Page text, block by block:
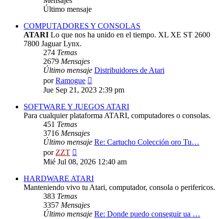
Último mensaje
COMPUTADORES Y CONSOLAS
ATARI Lo que nos ha unido en el tiempo. XL XE ST 2600
7800 Jaguar Lynx.
274 Temas
2679 Mensajes
Último mensaje Distribuidores de Atari
porRamogue
último
mensaje
Jue Sep 21, 2023 2:39 pm
SOFTWARE Y JUEGOS ATARI
Para cualquier plataforma ATARI, computadores o consolas.
451 Temas
3716 Mensajes
Último mensaje Re: Cartucho Colección oro Tu…
porZZT
último
Mié Jul 08, 2026 12:40 am
HARDWARE ATARI
Manteniendo vivo tu Atari, computador, consola o perifericos.
383 Temas
3357 Mensajes
Último mensaje Re: Donde puedo conseguir ua …